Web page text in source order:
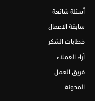
أسئلة شائعة
سابقة الاعمال
خطابات الشكر
آراء العملاء
فريق العمل
المدونة